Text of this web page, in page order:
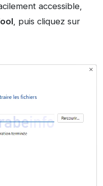
accessible,
, puis cliquez sur